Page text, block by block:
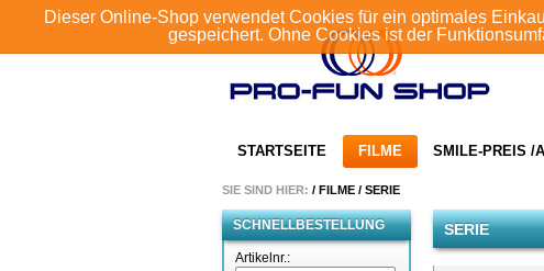
Dieser Online-Shop verwendet Cookies für ein optimales
gespeichert. Ohne Cookies ist der
STARTSEITE FILME SMILE-PREIS /
SIE SIND HIER: / FILME / SERIE
SCHNELLBESTELLUNG
Artikelnr.:
SERIE